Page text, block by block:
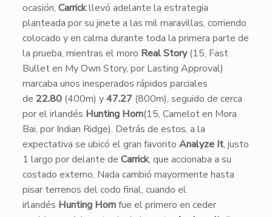
ocasión, Carrickllevó adelante la estrategia
planteada por su jinete a las mil maravillas, corriendo
colocado y en calma durante toda la primera parte de
la prueba, mientras el moro Real Story(15, Fast
Bullet en My Own Story, por Lasting Approval)
marcaba unos inesperados rápidos parciales
de 22.80(400m) y47.27 (800m), seguido de cerca
por el irlandés Hunting Horn(15, Camelot en Mora
Bai, por Indian Ridge). Detrás de estos, a la
expectativa se ubicó el gran favorito Analyze It, justo
1 largo por delante de Carrick, que accionaba a su
costado externo. Nada cambió mayormente hasta
pisar terrenos del codo final, cuando el
irlandés Hunting Hornfue el primero en ceder